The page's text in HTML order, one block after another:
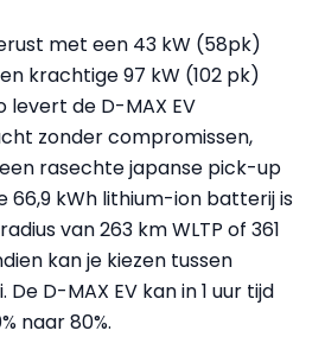
met een 43 kW (58pk)
krachtige 97 kW (102 pk)
de D-MAX EV
zonder compromissen,
rasechte japanse pick-up
66,9 kWh lithium-ion batterij is
van 263 km WLTP of 361
kan je kiezen tussen
D-MAX EV kan in 1 uur tijd
naar 80%.